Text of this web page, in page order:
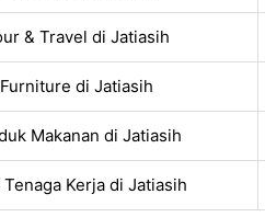
& Travel di Jatiasih
di Jatiasih
Makanan di Jatiasih
Kerja di Jatiasih